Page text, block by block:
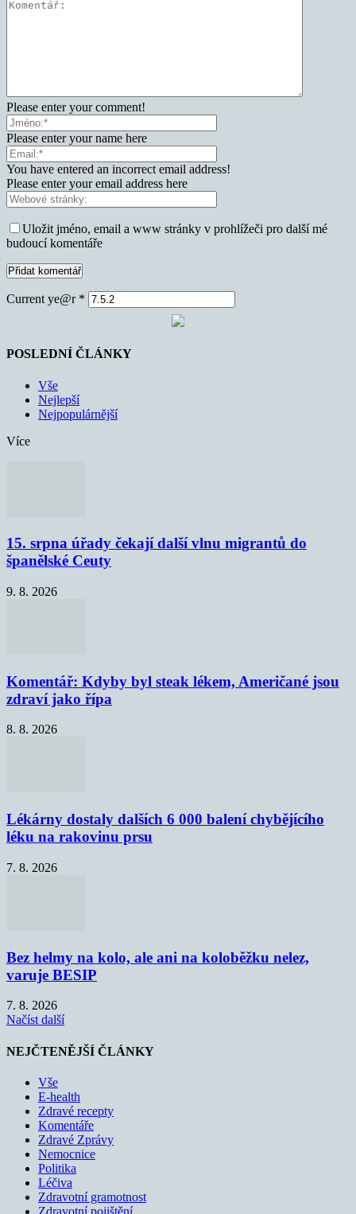
Please enter your comment!
Please enter your name here
You have entered an incorrect email address!
Please enter your email address here
Uložit jméno, email a www stránky v prohlížeči pro další mé
budoucí komentáře
Current ye@r *
POSLEDNÍ ČLÁNKY
Vše
Nejlepší
Nejpopulárnější
Více
15. srpna úřady čekají další vlnu migrantů do
španělské Ceuty
9. 8. 2026
Komentář: Kdyby byl steak lékem, Američané jsou
zdraví jako řípa
8. 8. 2026
Lékárny dostaly dalších 6 000 balení chybějícího
léku na rakovinu prsu
7. 8. 2026
Bez helmy na kolo, ale ani na koloběžku nelez,
varuje BESIP
7. 8. 2026
Načíst další
NEJČTENĚJŠÍ ČLÁNKY
Vše
E-health
Zdravé recepty
Komentáře
Zdravé Zprávy
Nemocnice
Politika
Léčiva
Zdravotní gramotnost
Zdravotní pojištění